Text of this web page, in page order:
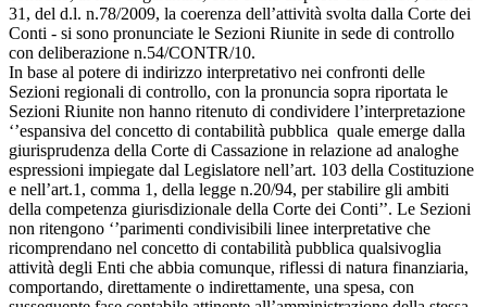
31, del d.l. n.78/2009, la coerenza dell’attività svolta dalla Corte dei
Conti - si sono pronunciate le Sezioni Riunite in sede di controllo
con deliberazione n.54/CONTR/10.
In base al potere di indirizzo interpretativo nei confronti delle
Sezioni regionali di controllo, con la pronuncia sopra riportata le
Sezioni Riunite non hanno ritenuto di condividere l’interpretazione
‘’espansiva del concetto di contabilità pubblica quale emerge dalla
giurisprudenza della Corte di Cassazione in relazione ad analoghe
espressioni impiegate dal Legislatore nell’art. 103 della Costituzione
e nell’art.1, comma 1, della legge n.20/94, per stabilire gli ambiti
della competenza giurisdizionale della Corte dei Conti’’. Le Sezioni
non ritengono ‘’parimenti condivisibili linee interpretative che
ricomprendano nel concetto di contabilità pubblica qualsivoglia
attività degli Enti che abbia comunque, riflessi di natura finanziaria,
comportando, direttamente o indirettamente, una spesa, con